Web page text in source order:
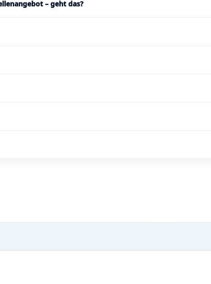
– geht das?